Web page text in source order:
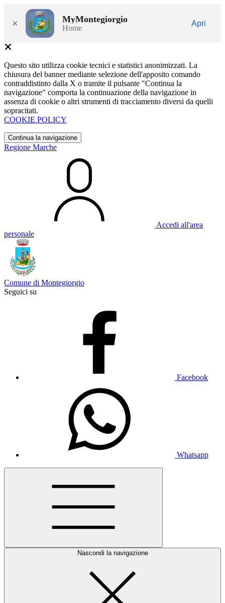
× MyMontegiorgio
Home
Apri
Questo sito utilizza cookie tecnici e statistici anonimizzati. La
chiusura del banner mediante selezione dell'apposito comando
contraddistinto dalla X o tramite il pulsante "Continua la
navigazione" comporta la continuazione della navigazione in
assenza di cookie o altri strumenti di tracciamento diversi da quelli
sopracitati.
COOKIE POLICY
Continua la navigazione
Regione Marche
Accedi all'area
personale
Comune di Montegiorgio
Seguici su
Facebook
Whatsapp
Nascondi la navigazione